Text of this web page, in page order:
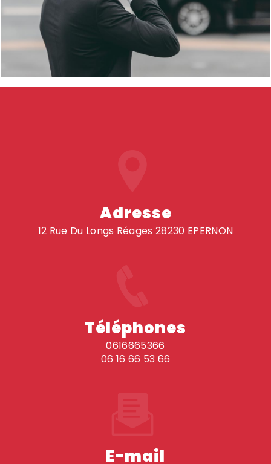
Adresse
12 Rue Du Longs Réages 28230 EPERNON
Téléphones
0616665366
06 16 66 53 66
E-mail